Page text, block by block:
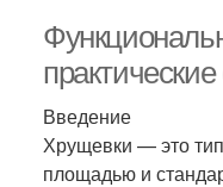
Введение
Хрущевки — это
площадью и